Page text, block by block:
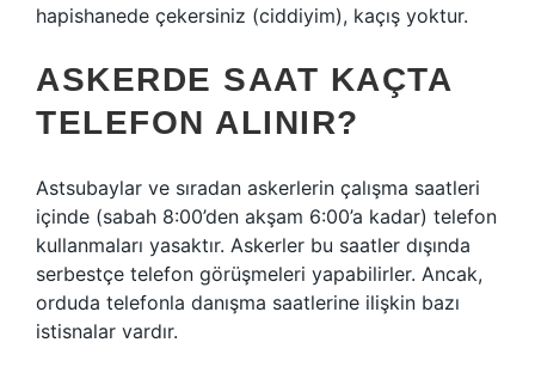
hapishanede çekersiniz (ciddiyim), kaçış yoktur.
ASKERDE SAAT KAÇTA
TELEFON ALINIR?
Astsubaylar ve sıradan askerlerin çalışma saatleri
içinde (sabah 8:00’den akşam 6:00’a kadar) telefon
kullanmaları yasaktır. Askerler bu saatler dışında
serbestçe telefon görüşmeleri yapabilirler. Ancak,
orduda telefonla danışma saatlerine ilişkin bazı
istisnalar vardır.